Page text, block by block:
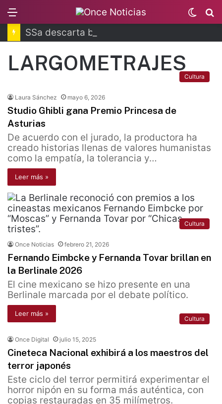
Switch
skin
LARGOMETRAJES
Cultura
Laura Sánchez mayo 6, 2026
Studio Ghibli gana Premio Princesa de
Asturias
De acuerdo con el jurado, la productora ha
creado historias llenas de valores humanistas
como la empatía, la tolerancia y…
Leer más »
Cultura
Once Noticias febrero 21, 2026
Fernando Eimbcke y Fernanda Tovar brillan en
la Berlinale 2026
El cine mexicano se hizo presente en una
Berlinale marcada por el debate político.
Leer más »
Cultura
Once Digital julio 15, 2025
Cineteca Nacional exhibirá a los maestros del
terror japonés
Este ciclo del terror permitirá experimentar el
horror nipón en su forma más auténtica, con
copias restauradas en 35 milímetros.